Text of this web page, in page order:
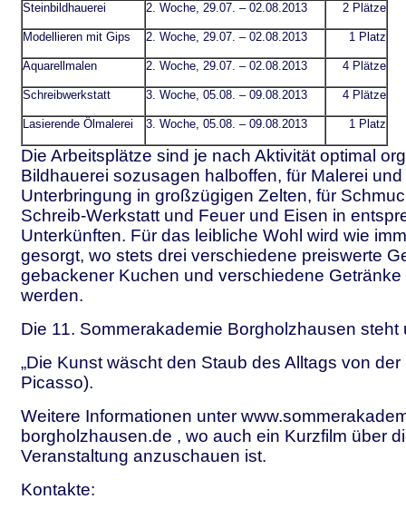
Steinbildhauerei 2. Woche, 29.07. – 02.08.2013 2 Plätze
Modellieren mit Gips 2. Woche, 29.07. – 02.08.2013 1 Platz
Aquarellmalen 2. Woche, 29.07. – 02.08.2013 4 Plätze
Schreibwerkstatt 3. Woche, 05.08. – 09.08.2013 4 Plätze
Lasierende Ölmalerei 3. Woche, 05.08. – 09.08.2013 1 Platz
Die Arbeitsplätze sind je nach Aktivität optimal
Bildhauerei sozusagen halboffen, für Malerei
Unterbringung in großzügigen Zelten, für
Schreib-Werkstatt und Feuer und Eisen in
Unterkünften. Für das leibliche Wohl wird wie
gesorgt, wo stets drei verschiedene preiswerte
gebackener Kuchen und verschiedene
werden.
Die 11. Sommerakademie Borgholzhausen steht
„Die Kunst wäscht den Staub des Alltags von der
Picasso).
Weitere Informationen unter
borgholzhausen.de , wo auch ein Kurzfilm über
Veranstaltung anzuschauen ist.
Kontakte: